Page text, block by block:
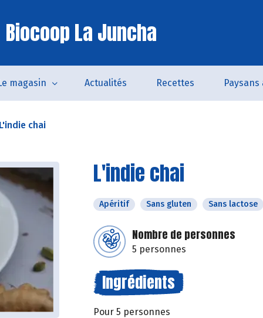
Biocoop La Juncha
magasin Actualités Recettes Paysans
L'indie chai
L'indie chai
Apéritif Sans gluten Sans lactose
Nombre de personnes
5 personnes
Ingrédients
Pour 5 personnes